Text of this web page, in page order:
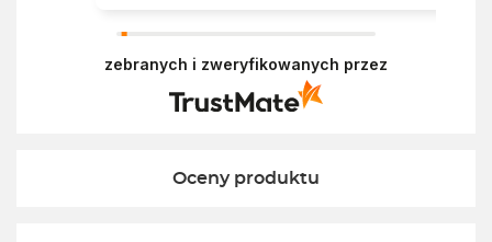
zebranych i zweryfikowanych przez
Oceny produktu